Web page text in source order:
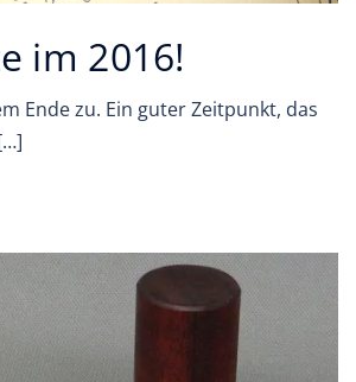
im 2016!
Ende zu. Ein guter Zeitpunkt, das